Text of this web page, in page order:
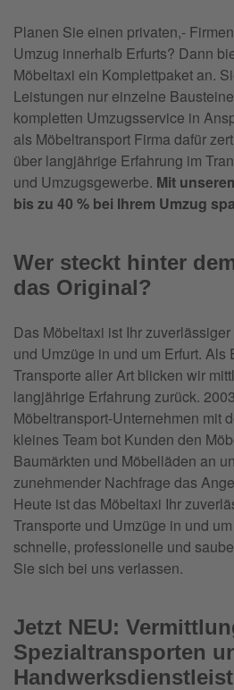
Planen Sie einen privaten,-
Umzug innerhalb Erfurts? Dann
Möbeltaxi ein Komplettpaket an.
Leistungen nur einzelne
kompletten Umzugsservice in
als Möbeltransport Firma dafür
über langjährige Erfahrung im
und Umzugsgewerbe. Mit
bis zu 40 % bei Ihrem Umzug
Wer steckt hinter
das Original?
Das Möbeltaxi ist Ihr
und Umzüge in und um Erfurt. Als
Transporte aller Art blicken wir
langjährige Erfahrung zurück.
Möbeltransport-Unternehmen mit
kleines Team bot Kunden den
Baumärkten und Möbelläden an
zunehmender Nachfrage das
Heute ist das Möbeltaxi Ihr
Transporte und Umzüge in und
schnelle, professionelle und
Sie sich bei uns verlassen.
Jetzt NEU:
Spezialtransporten